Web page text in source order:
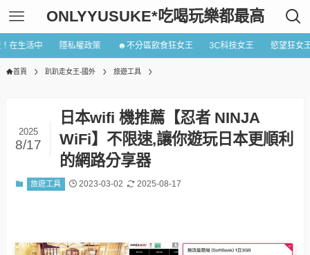
ONLYYUSUKE*吃喝玩樂都最高
在生活中 隱私權政策 ☻不分區飲食狂女王 3C科技女王 慾望狂女
首頁 趴趴走女王-國外 旅遊工具
日本wifi 機推薦【忍者 NINJA
WiFi】不限速,讓你遊玩日本更順利
的網路分享器
2025
8/17
旅遊工具 2023-03-02 2025-08-17